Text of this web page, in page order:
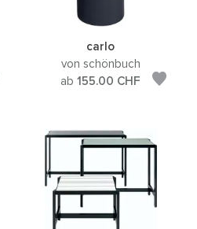
carlo
von schönbuch
ab155.00 CHF